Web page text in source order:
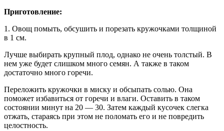
Приготовление:
1. Овощ помыть, обсушить и порезать кружочками толщиной
в 1 см.
Лучше выбирать крупный плод, однако не очень толстый. В
нем уже будет слишком много семян. А также в таком
достаточно много горечи.
Переложить кружочки в миску и обсыпать солью. Она
поможет избавиться от горечи и влаги. Оставить в таком
состоянии минут на 20 — 30. Затем каждый кусочек слегка
отжать, стараясь при этом не поломать его и не повредить
целостность.